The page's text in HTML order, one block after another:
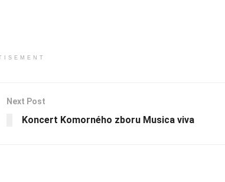
Next Post
Koncert Komorného zboru Musica viva